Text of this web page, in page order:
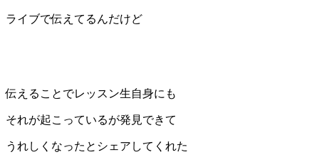
ライブで伝えてるんだけど
伝えることでレッスン生自身にも
それが起こっているが発見できて
うれしくなったとシェアしてくれた